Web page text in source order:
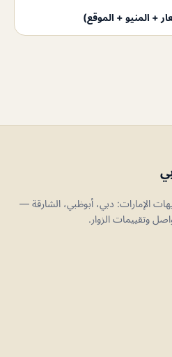
الإمارات: دبي، أبوظبي، الشارقة —
وتقييمات الزوار.